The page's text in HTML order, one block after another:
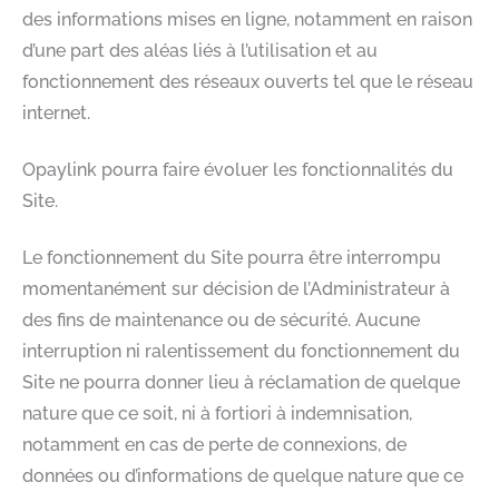
des informations mises en ligne, notamment en raison
d’une part des aléas liés à l’utilisation et au
fonctionnement des réseaux ouverts tel que le réseau
internet.
Opaylink pourra faire évoluer les fonctionnalités du
Site.
Le fonctionnement du Site pourra être interrompu
momentanément sur décision de l’Administrateur à
des fins de maintenance ou de sécurité. Aucune
interruption ni ralentissement du fonctionnement du
Site ne pourra donner lieu à réclamation de quelque
nature que ce soit, ni à fortiori à indemnisation,
notamment en cas de perte de connexions, de
données ou d’informations de quelque nature que ce